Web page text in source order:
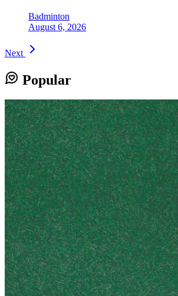
Badminton
August 6, 2026
Next
Popular